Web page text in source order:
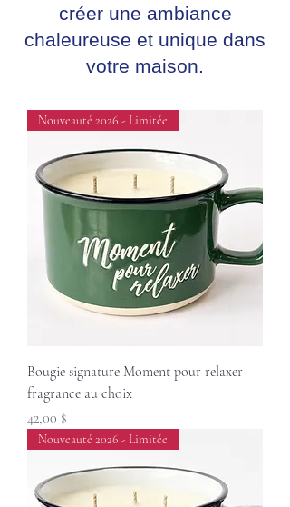
créer une ambiance
chaleureuse et unique dans
votre maison.
Nouveauté 2026 - Limitée
Bougie signature Moment pour relaxer —
fragrance au choix
Prix
42,00 $
Nouveauté 2026 - Limitée